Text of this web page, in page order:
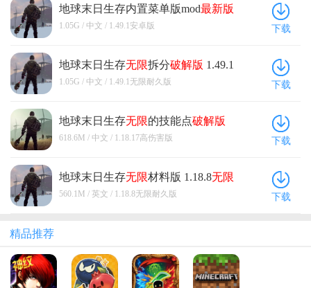
地球末日生存内置菜单版mod最新版
1.49.1安卓版
1.05G / 中文 / 1.49.1安卓版 下载
地球末日生存无限拆分破解版 1.49.1
无限 耐久版
1.05G / 中文 / 1.49.1无限耐久版 下载
地球末日生存无限的技能点破解版
1.18.17高伤害版
618.6M / 中文 / 1.18.17高伤害版 下载
地球末日生存无限材料版 1.18.8无限
耐久版
560.1M / 英文 / 1.18.8无限耐久版 下载
精品推荐